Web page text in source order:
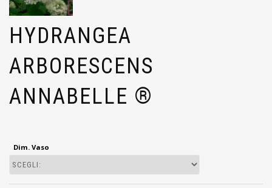
HYDRANGEA
ARBORESCENS
ANNABELLE ®
Dim. Vaso